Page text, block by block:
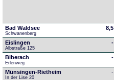
Bad Waldsee
Schwanenberg
8,5
Eislingen
Albstraße 125
-
Biberach
Erlenweg
-
Münsingen-Rietheim
In der Lise 20
-